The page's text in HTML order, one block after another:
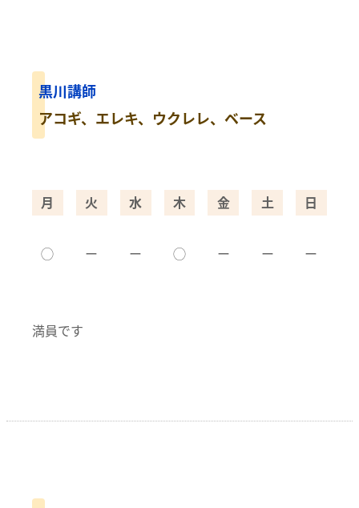
黒川講師
アコギ、エレキ、ウクレレ、ベース
月
◯
火
ー
水
ー
木
◯
金
ー
土
ー
日
ー
満員です